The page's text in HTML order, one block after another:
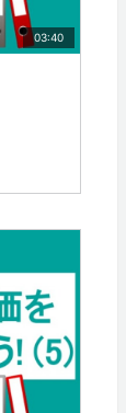
03:40